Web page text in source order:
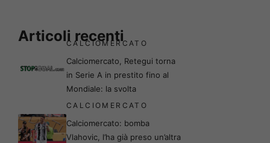
Articoli recenti
CALCIOMERCATO
Calciomercato, Retegui torna
in Serie A in prestito fino al
Mondiale: la svolta
CALCIOMERCATO
Calciomercato: bomba
Vlahovic, l’ha già preso un’altra